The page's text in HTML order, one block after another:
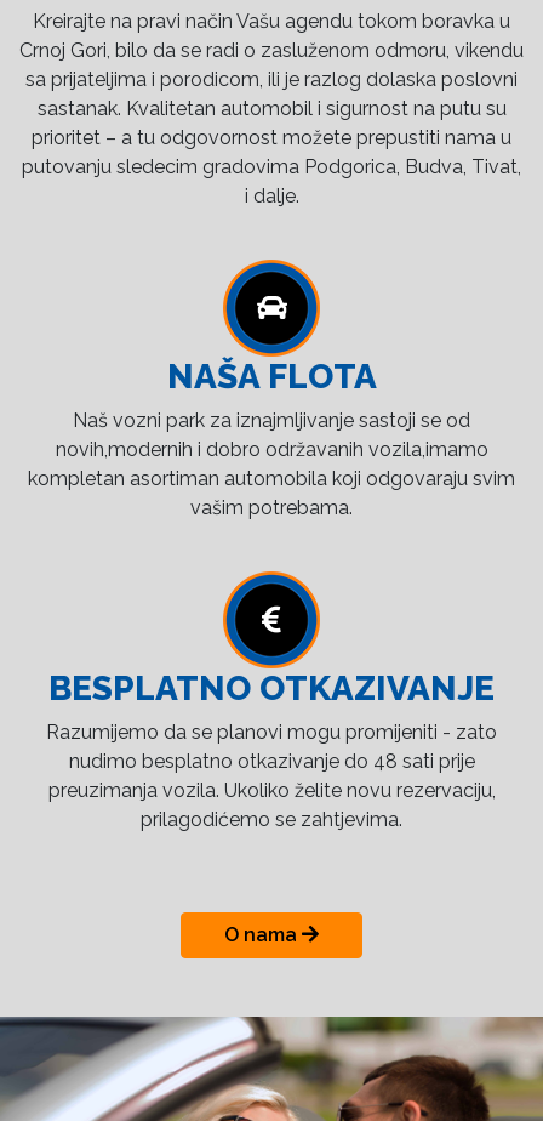
Kreirajte na pravi način Vašu agendu tokom boravka u
Crnoj Gori, bilo da se radi o zasluženom odmoru, vikendu
sa prijateljima i porodicom, ili je razlog dolaska poslovni
sastanak. Kvalitetan automobil i sigurnost na putu su
prioritet – a tu odgovornost možete prepustiti nama u
putovanju sledecim gradovima Podgorica, Budva, Tivat,
i dalje.
NAŠA FLOTA
Naš vozni park za iznajmljivanje sastoji se od
novih,modernih i dobro održavanih vozila,imamo
kompletan asortiman automobila koji odgovaraju svim
vašim potrebama.
BESPLATNO OTKAZIVANJE
Razumijemo da se planovi mogu promijeniti - zato
nudimo besplatno otkazivanje do 48 sati prije
preuzimanja vozila. Ukoliko želite novu rezervaciju,
prilagodićemo se zahtjevima.
O nama